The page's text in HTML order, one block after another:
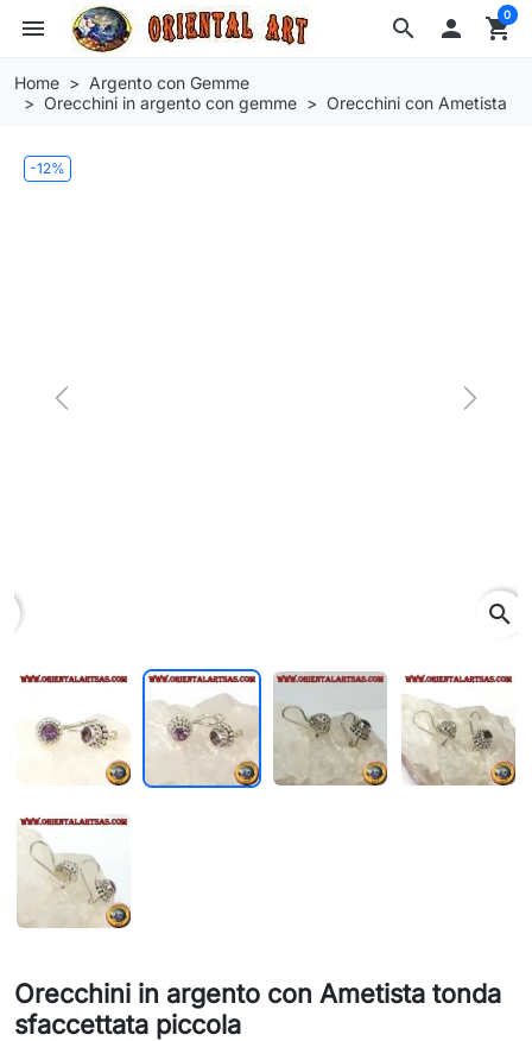
search
menu  shopping_cart
0
Home
Argento con Gemme
Orecchini in argento con gemme
Orecchini con Ametista
-12%
Previous Next
search
Orecchini in argento con Ametista tonda
sfaccettata piccola